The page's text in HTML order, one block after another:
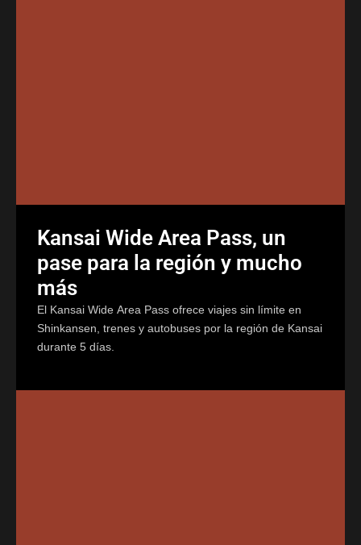
Kansai Wide Area Pass, un
pase para la región y mucho
más
El Kansai Wide Area Pass ofrece viajes sin límite en
Shinkansen, trenes y autobuses por la región de Kansai
durante 5 días.